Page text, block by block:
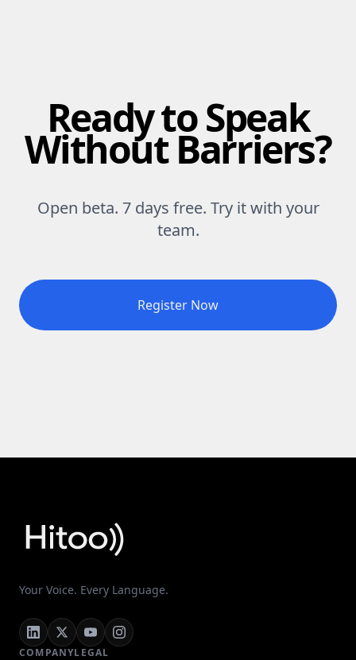
Ready to Speak
Without Barriers?
Open beta. 7 days free. Try it with your
team.
Register Now
Your Voice. Every Language.
COMPANYLEGAL